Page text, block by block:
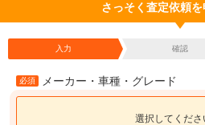
さっそく査定依頼を
入力 確認
必須 メーカー・車種・グレード
選択してくださ